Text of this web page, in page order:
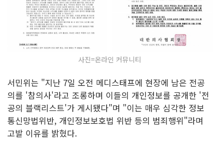
사진=온라인 커뮤니티
서민위는 "지난 7일 오전 메디스태프에 현장에 남은 전공
의를 '참의사'라고 조롱하며 이들의 개인정보를 공개한 '전
공의 블랙리스트'가 게시됐다"며 "이는 매우 심각한 정보
통신망법위반, 개인정보보호법 위반 등의 범죄행위"라며
고발 이유를 밝혔다.